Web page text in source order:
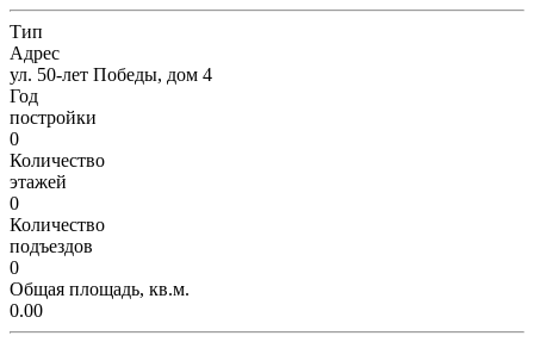
Тип
Адрес
ул. 50-лет Победы, дом 4
Год
постройки
0
Количество
этажей
0
Количество
подъездов
0
Общая площадь, кв.м.
0.00